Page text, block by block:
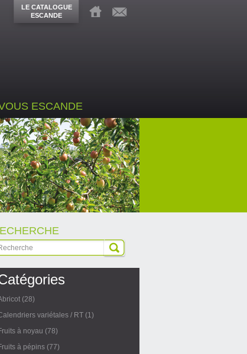
LE CATALOGUE
ESCANDE
ESCANDE
(28)
variétales / RT (1)
à noyau (78)
à pépins (77)